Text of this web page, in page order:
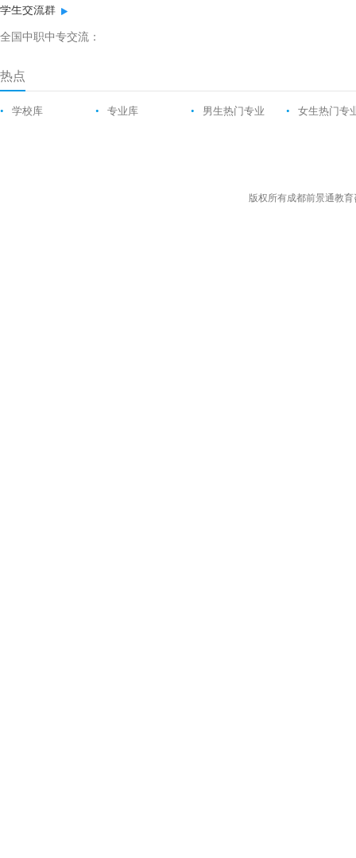
学生交流群
全国中职中专交流：
热点
• 学校库 • 专业库 • 男生热门专业 • 女生热门专
版权所有成都前景通教